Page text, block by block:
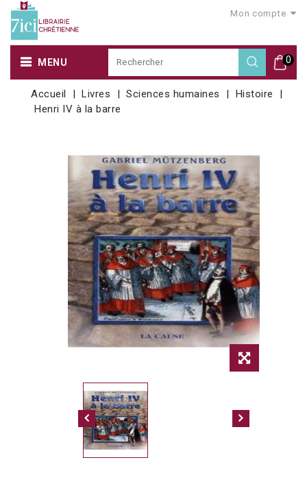
Mon compte
0
MENU
Accueil Livres Sciences humaines
Histoire
Henri IV à la barre